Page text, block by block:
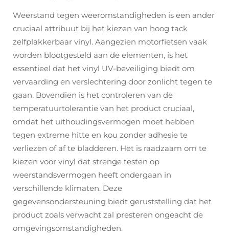
Weerstand tegen weeromstandigheden is een ander
cruciaal attribuut bij het kiezen van hoog tack
zelfplakkerbaar vinyl. Aangezien motorfietsen vaak
worden blootgesteld aan de elementen, is het
essentieel dat het vinyl UV-beveiliging biedt om
vervaarding en verslechtering door zonlicht tegen te
gaan. Bovendien is het controleren van de
temperatuurtolerantie van het product cruciaal,
omdat het uithoudingsvermogen moet hebben
tegen extreme hitte en kou zonder adhesie te
verliezen of af te bladderen. Het is raadzaam om te
kiezen voor vinyl dat strenge testen op
weerstandsvermogen heeft ondergaan in
verschillende klimaten. Deze
gegevensondersteuning biedt geruststelling dat het
product zoals verwacht zal presteren ongeacht de
omgevingsomstandigheden.